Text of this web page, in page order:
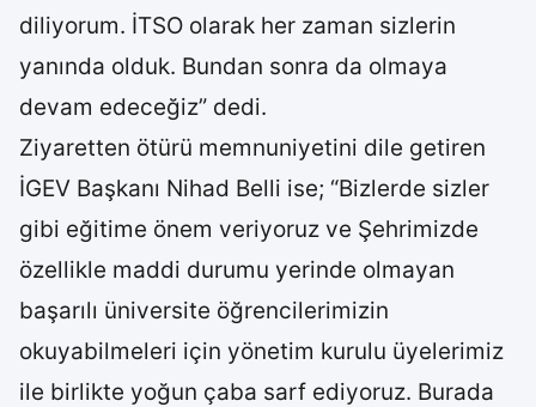
diliyorum. İTSO olarak her zaman sizlerin
yanında olduk. Bundan sonra da olmaya
devam edeceğiz” dedi.
Ziyaretten ötürü memnuniyetini dile getiren
İGEV Başkanı Nihad Belli ise; “Bizlerde sizler
gibi eğitime önem veriyoruz ve Şehrimizde
özellikle maddi durumu yerinde olmayan
başarılı üniversite öğrencilerimizin
okuyabilmeleri için yönetim kurulu üyelerimiz
ile birlikte yoğun çaba sarf ediyoruz. Burada